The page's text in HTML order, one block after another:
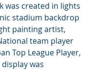
was created in lights
stadium backdrop
painting artist,
team player
Top League Player,
display was